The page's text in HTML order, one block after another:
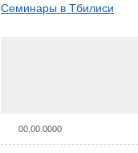
Семинары в Тбилиси
00.00.0000